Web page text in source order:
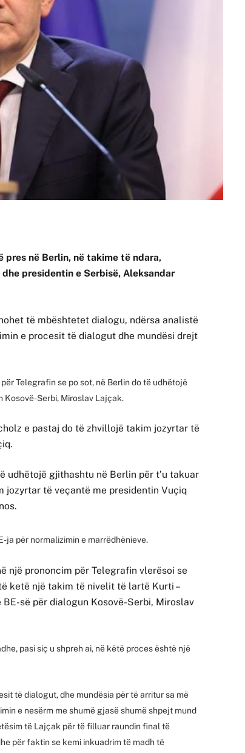
në Berlin, në takime të ndara,
presidentin e Serbisë, Aleksandar
të mbështetet dialogu, ndërsa analistë
e procesit të dialogut dhe mundësi drejt
Telegrafin se po sot, në Berlin do të udhëtojë
Kosovë-Serbi, Miroslav Lajçak.
e pastaj do të zhvillojë takim jozyrtar të
udhëtojë gjithashtu në Berlin për t’u takuar
jozyrtar të veçantë me presidentin Vuçiq
ja për normalizimin e marrëdhënieve.
një prononcim për Telegrafin vlerësoi se
ketë një takim të nivelit të lartë Kurti –
së për dialogun Kosovë-Serbi, Miroslav
pasi siç u shpreh ai, në këtë proces është një
të dialogut, dhe mundësia për të arritur sa më
e nesërm me shumë gjasë shumë shpejt mund
të Lajçak për të filluar raundin final të
për faktin se kemi inkuadrim të madh të